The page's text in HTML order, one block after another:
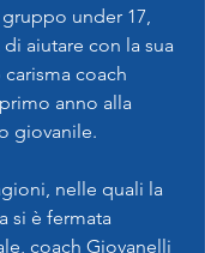
under 17,
aiutare con la sua
coach
anno alla
giovanile.
nelle quali la
si è fermata
coach Giovanelli